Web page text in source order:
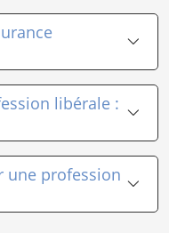
libérale :
une profession